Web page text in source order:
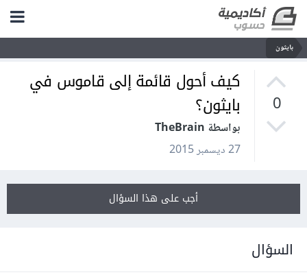
بايثون
0
كيف أحول قائمة إلى قاموس في
بايثون؟
بواسطة TheBrain
27 ديسمبر 2015
أجب على هذا السؤال
السؤال